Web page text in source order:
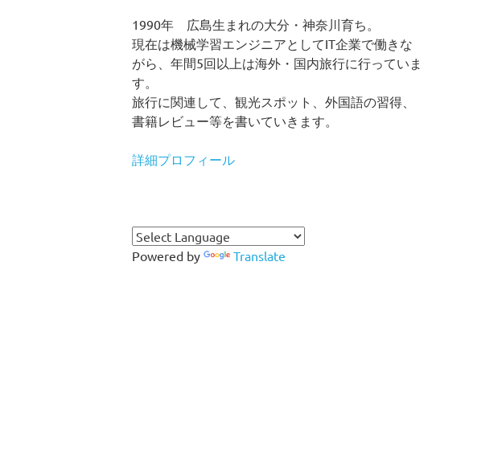
1990年 広島生まれの大分・神奈川育ち。
現在は機械学習エンジニアとしてIT企業で働きな
がら、年間5回以上は海外・国内旅行に行っていま
す。
旅行に関連して、観光スポット、外国語の習得、
書籍レビュー等を書いていきます。
詳細プロフィール
Powered by Translate